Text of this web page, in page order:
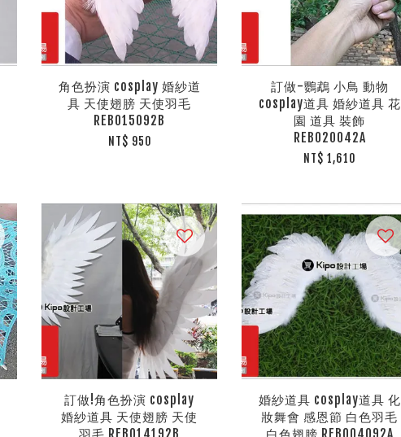
角色扮演 cosplay 婚紗道
具 天使翅膀 天使羽毛
REB015092B
NT$ 950
訂做-鸚鵡 小鳥 動物
cosplay道具 婚紗道具 花
園 道具 裝飾
REB020042A
NT$ 1,610
訂做!角色扮演 cosplay
婚紗道具 天使翅膀 天使
羽毛 REB014192B
婚紗道具 cosplay道具 化
妝舞會 感恩節 白色羽毛
白色翅膀 REB004092A